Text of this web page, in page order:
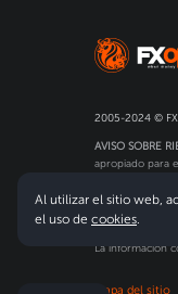
2005-2024 ©
AVISO SOBRE
apropiado para
FXOpen Markets
FXOpen no
La información
Mapa del sitio
Al utilizar el sitio web,
el uso de cookies.